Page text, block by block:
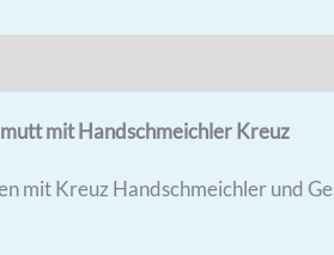
mit Handschmeichler Kreuz
mit Kreuz Handschmeichler und